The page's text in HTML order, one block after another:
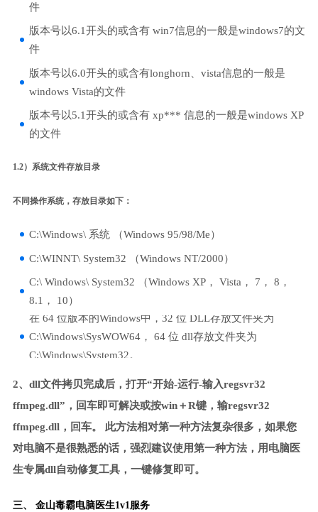
件
版本号以6.1开头的或含有 win7信息的一般是windows7的文
件
版本号以6.0开头的或含有longhorn、vista信息的一般是
windows Vista的文件
版本号以5.1开头的或含有 xp*** 信息的一般是windows XP
的文件
1.2）系统文件存放目录
不同操作系统，存放目录如下：
C:\Windows\ 系统 （Windows 95/98/Me）
C:\WINNT\ System32 （Windows NT/2000）
C:\ Windows\ System32 （Windows XP， Vista， 7， 8，
8.1， 10）
在 64 位版本的Windows中，32 位 DLL存放文件夹为
C:\Windows\SysWOW64， 64 位 dll存放文件夹为
C:\Windows\System32。
2、dll文件拷贝完成后，打开“开始-运行-输入regsvr32
ffmpeg.dll”，回车即可解决或按win＋R键，输regsvr32
ffmpeg.dll，回车。 此方法相对第一种方法复杂很多，如果您
对电脑不是很熟悉的话，强烈建议使用第一种方法，用电脑医
生专属dll自动修复工具，一键修复即可。
三、 金山毒霸电脑医生1v1服务